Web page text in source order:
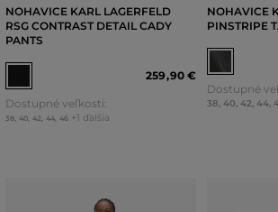
NOHAVICE KARL LAGERFELD
RSG CONTRAST DETAIL CADY
PANTS
259,90 €
Dostupné veľkosti:
38, 40, 42 44, 46 +1 ďalšia
NOHAVICE
PINSTRIPE
Dostupné
38, 40, 42, 44,